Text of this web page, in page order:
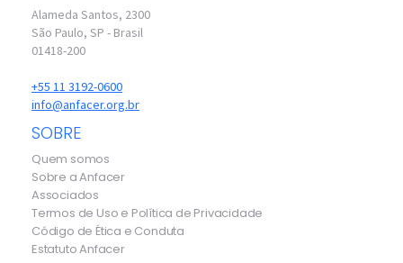
Alameda Santos, 2300
São Paulo, SP - Brasil
01418-200
+55 11 3192-0600
info@anfacer.org.br
SOBRE
Quem somos
Sobre a Anfacer
Associados
Termos de Uso e Política de Privacidade
Código de Ética e Conduta
Estatuto Anfacer